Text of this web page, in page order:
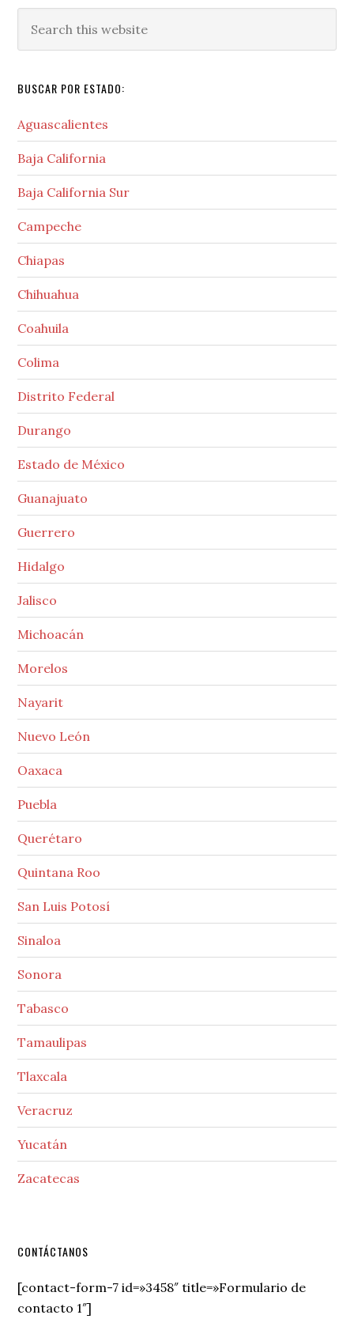
this
BUSCAR POR ESTADO:
Aguascalientes
Baja California
Baja California Sur
Campeche
Chiapas
Chihuahua
Coahuila
Colima
Distrito Federal
Durango
Estado de México
Guanajuato
Guerrero
Hidalgo
Jalisco
Michoacán
Morelos
Nayarit
Nuevo León
Oaxaca
Puebla
Querétaro
Quintana Roo
San Luis Potosí
Sinaloa
Sonora
Tabasco
Tamaulipas
Tlaxcala
Veracruz
Yucatán
Zacatecas
Secondary
Sidebar
CONTÁCTANOS
[contact-form-7 id=»3458″ title=»Formulario de
contacto 1″]